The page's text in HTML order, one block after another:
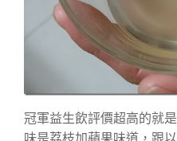
冠軍益生飲評價超高的就
味是荔枝加蘋果味道，跟